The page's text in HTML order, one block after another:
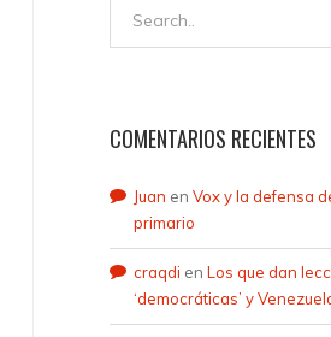
COMENTARIOS RECIENTES
Juan en Vox y la defensa
primario
craqdi en Los que dan
‘democráticas’ y